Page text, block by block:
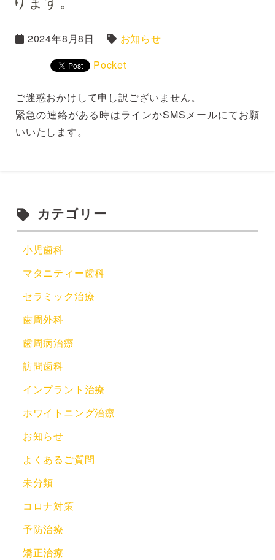
2024年8月8日
お知らせ
Pocket
ご迷惑おかけして申し訳ございません。
緊急の連絡がある時はラインかSMSメールにてお願
いいたします。
カテゴリー
小児歯科
マタニティー歯科
セラミック治療
歯周外科
歯周病治療
訪問歯科
インプラント治療
ホワイトニング治療
お知らせ
よくあるご質問
未分類
コロナ対策
予防治療
矯正治療